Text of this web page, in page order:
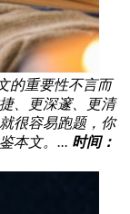
的重要性不言而
、更深邃、更清
很容易跑题，你
本文。... 时间：